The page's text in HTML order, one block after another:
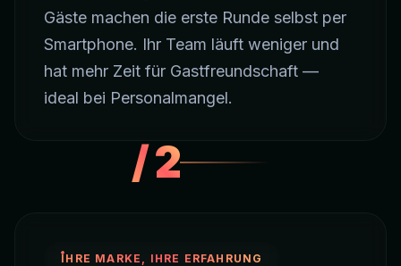
Gäste machen die erste Runde selbst per
Smartphone. Ihr Team läuft weniger und
hat mehr Zeit für Gastfreundschaft —
ideal bei Personalmangel.
/2
IHRE MARKE, IHRE ERFAHRUNG